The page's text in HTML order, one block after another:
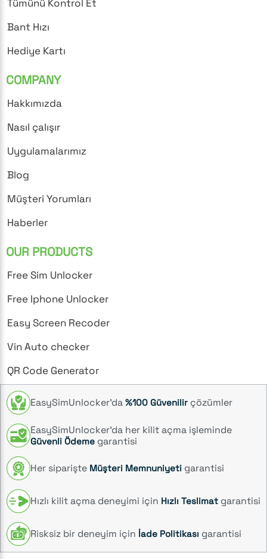
Tümünü Kontrol Et
Bant Hızı
Hediye Kartı
COMPANY
Hakkımızda
Nasıl çalışır
Uygulamalarımız
Blog
Müşteri Yorumları
Haberler
OUR PRODUCTS
Free Sim Unlocker
Free Iphone Unlocker
Easy Screen Recoder
Vin Auto checker
QR Code Generator
EasySimUnlocker’da %100 Güvenilir çözümler
EasySimUnlocker’da her kilit açma işleminde
Güvenli Ödeme garantisi
Her siparişte Müşteri Memnuniyeti garantisi
Hızlı kilit açma deneyimi için Hızlı Teslimat garantisi
Risksiz bir deneyim için İade Politikası garantisi